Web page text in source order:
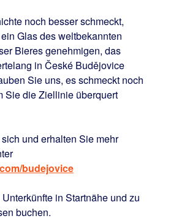
noch besser schmeckt,
Glas des weltbekannten
Bieres genehmigen, das
in České Budějovice
Sie uns, es schmeckt noch
Sie die Ziellinie überquert
und erhalten Sie mehr
budejovice
in Startnähe und zu
buchen.